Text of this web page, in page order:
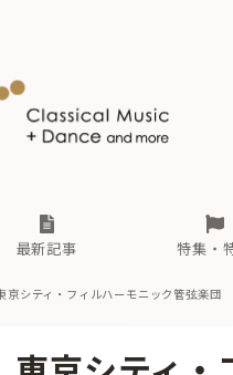
最新記事 特集・
現場のプロが推す！間
古楽とその先と
無料ライブ配信スケジュ
あ か さ
京シティ・フィルハーモニック管弦楽団